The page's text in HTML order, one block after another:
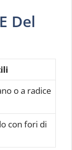
Del
o a radice
con fori di